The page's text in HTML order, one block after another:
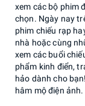
xem các bộ phim
chọn. Ngày nay
phim chiếu rạp
nhà hoặc cùng
xem các buổi
phẩm kinh điển,
hảo dành cho
hâm mộ điện ảnh.